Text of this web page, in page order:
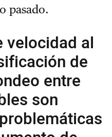
pasado.
velocidad al
de
entre
son